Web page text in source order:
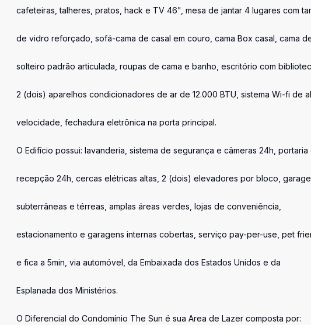
cafeteiras, talheres, pratos, hack e TV 46", mesa de jantar 4 lugares com
de vidro reforçado, sofá-cama de casal em couro, cama Box casal, cama
solteiro padrão articulada, roupas de cama e banho, escritório com
2 (dois) aparelhos condicionadores de ar de 12.000 BTU, sistema Wi-fi de
velocidade, fechadura eletrônica na porta principal.
O Edifício possui: lavanderia, sistema de segurança e câmeras 24h, portaria
recepção 24h, cercas elétricas altas, 2 (dois) elevadores por bloco,
subterrâneas e térreas, amplas áreas verdes, lojas de conveniência,
estacionamento e garagens internas cobertas, serviço pay-per-use, pet
e fica a 5min, via automóvel, da Embaixada dos Estados Unidos e da
Esplanada dos Ministérios.
O Diferencial do Condomínio The Sun é sua Area de Lazer composta por: